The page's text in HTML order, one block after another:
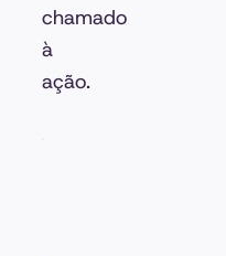
chamado
à
ação.